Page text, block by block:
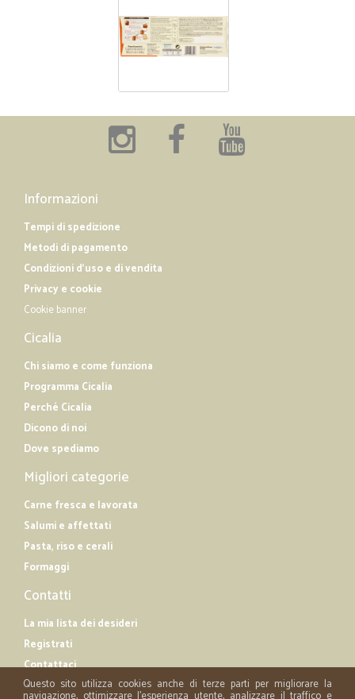
Informazioni
Tempi di spedizione
Metodi di pagamento
Condizioni d'uso e di vendita
Privacy e cookie
Cookie banner
Cicalia
Chi siamo e come funziona
Programma Cicalia
Perché Cicalia
Dicono di noi
Dove spediamo
Migliori categorie
Carne fresca e lavorata
Salumi e affettati
Pasta, riso e cerali
Formaggi
Contatti
La mia lista dei desideri
Registrati
Contattaci
Questo sito utilizza cookies anche di terze parti per migliorare la